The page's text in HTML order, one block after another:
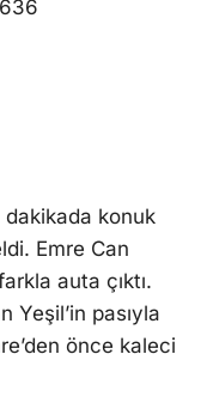
dakikada konuk
Emre Can
auta çıktı.
Yeşil’in pasıyla
önce kaleci